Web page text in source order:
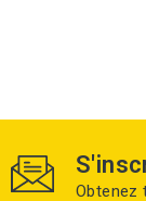
Obtenez